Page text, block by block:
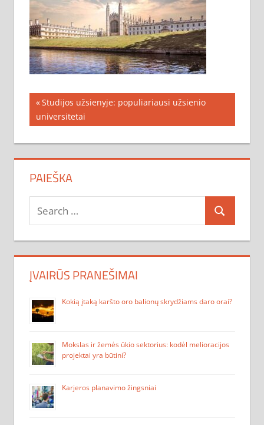
Navigacija
tarp
įrašų
Previous
Post:
Studijos užsienyje: populiariausi užsienio
universitetai
PAIEŠKA
Search
for:
Search
ĮVAIRŪS PRANEŠIMAI
Kokią įtaką karšto oro balionų skrydžiams daro orai?
Mokslas ir žemės ūkio sektorius: kodėl melioracijos
projektai yra būtini?
Karjeros planavimo žingsniai